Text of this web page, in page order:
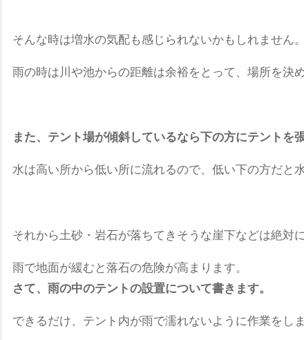
そんな時は増水の気配も感じられないかもしれません
雨の時は川や池からの距離は余裕をとって、場所を決め
また、テント場が傾斜しているなら下の方にテントを
水は高い所から低い所に流れるので、低い下の方だと
それから土砂・岩石が落ちてきそうな崖下などは絶対
雨で地面が緩むと落石の危険が高まります。
さて、雨の中のテントの設置について書きます。
できるだけ、テント内が雨で濡れないように作業をしま